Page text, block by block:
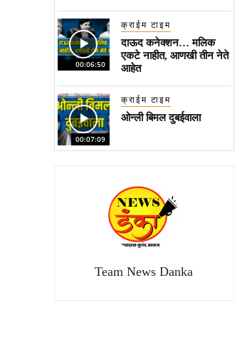
00:06:50
क्राईम टाइम
दाऊद कनेक्शन… मलिक
एकटे नाहीत, आणखी तीन नेते
आहेत
00:07:09
क्राईम टाइम
ओन्ली बिमल दुबईवाला
Team News Danka